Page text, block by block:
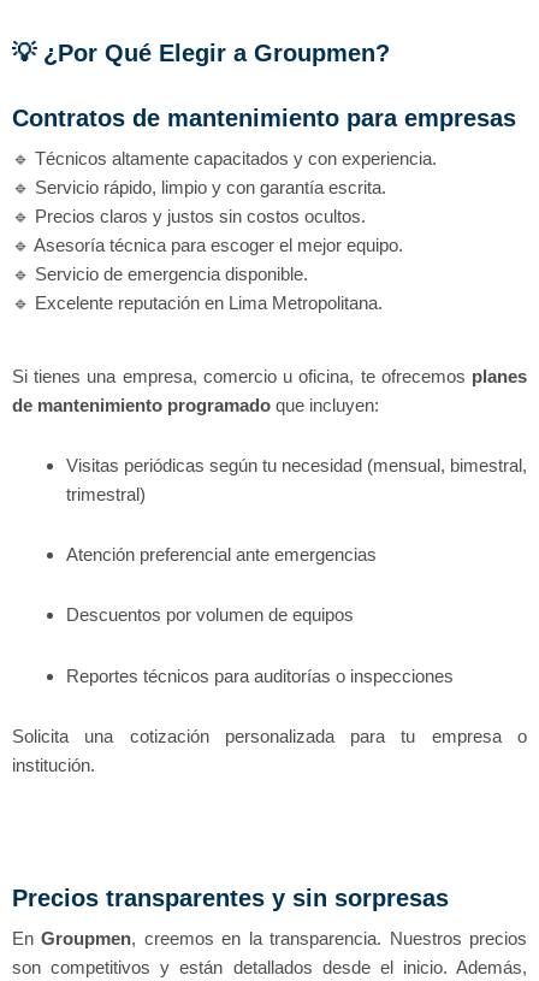
💡 ¿Por Qué Elegir a Groupmen?
Contratos de mantenimiento para empresas
🔹 Técnicos altamente capacitados y con experiencia.
🔹 Servicio rápido, limpio y con garantía escrita.
🔹 Precios claros y justos sin costos ocultos.
🔹 Asesoría técnica para escoger el mejor equipo.
🔹 Servicio de emergencia disponible.
🔹 Excelente reputación en Lima Metropolitana.
Si tienes una empresa, comercio u oficina, te ofrecemos planes
de mantenimiento programado que incluyen:
Visitas periódicas según tu necesidad (mensual, bimestral,
trimestral)
Atención preferencial ante emergencias
Descuentos por volumen de equipos
Reportes técnicos para auditorías o inspecciones
Solicita una cotización personalizada para tu empresa o
institución.
Precios transparentes y sin sorpresas
EnGroupmen, creemos en la transparencia. Nuestros precios
son competitivos y están detallados desde el inicio. Además,